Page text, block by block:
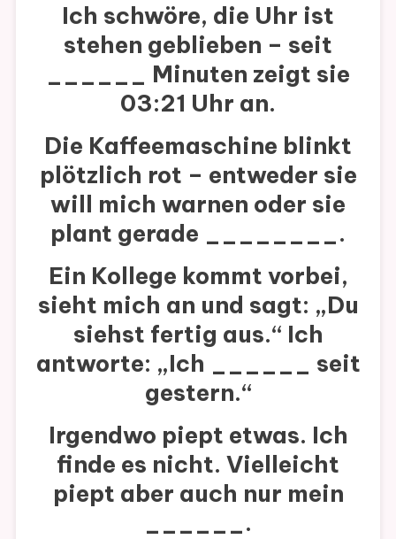
Ich schwöre, die Uhr ist
stehen geblieben – seit
______ Minuten zeigt sie
03:21 Uhr an.
Die Kaffeemaschine blinkt
plötzlich rot – entweder sie
will mich warnen oder sie
plant gerade ________.
Ein Kollege kommt vorbei,
sieht mich an und sagt: „Du
siehst fertig aus.“ Ich
antworte: „Ich ______ seit
gestern.“
Irgendwo piept etwas. Ich
finde es nicht. Vielleicht
piept aber auch nur mein
______.